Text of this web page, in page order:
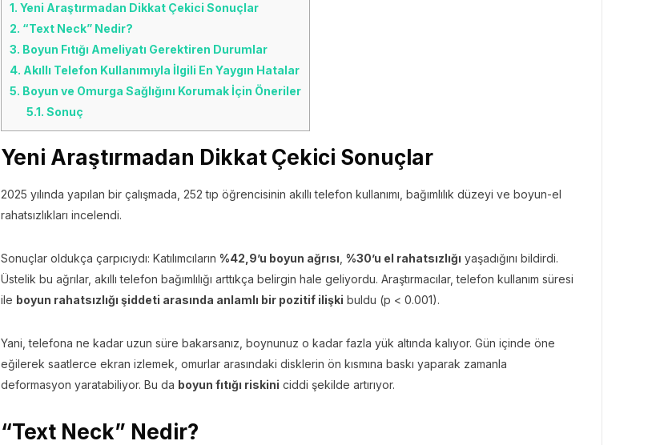
1. Yeni Araştırmadan Dikkat Çekici Sonuçlar
2. “Text Neck” Nedir?
3. Boyun Fıtığı Ameliyatı Gerektiren Durumlar
4. Akıllı Telefon Kullanımıyla İlgili En Yaygın Hatalar
5. Boyun ve Omurga Sağlığını Korumak İçin Öneriler
5.1. Sonuç
Yeni Araştırmadan Dikkat Çekici Sonuçlar
2025 yılında yapılan bir çalışmada, 252 tıp öğrencisinin akıllı telefon kullanımı, bağımlılık düzeyi ve boyun-el
rahatsızlıkları incelendi.
Sonuçlar oldukça çarpıcıydı: Katılımcıların %42,9’u boyun ağrısı %30’u el rahatsızlığı yaşadığını bildirdi.
Üstelik bu ağrılar, akıllı telefon bağımlılığı arttıkça belirgin hale geliyordu. Araştırmacılar, telefon kullanım süresi
ile boyun rahatsızlığı şiddeti arasında anlamlı bir pozitif ilişki buldu (p < 0.001).
Yani, telefona ne kadar uzun süre bakarsanız, boynunuz o kadar fazla yük altında kalıyor. Gün içinde öne
eğilerek saatlerce ekran izlemek, omurlar arasındaki disklerin ön kısmına baskı yaparak zamanla
deformasyon yaratabiliyor. Bu da boyun fıtığı riskini ciddi şekilde artırıyor.
“Text Neck” Nedir?